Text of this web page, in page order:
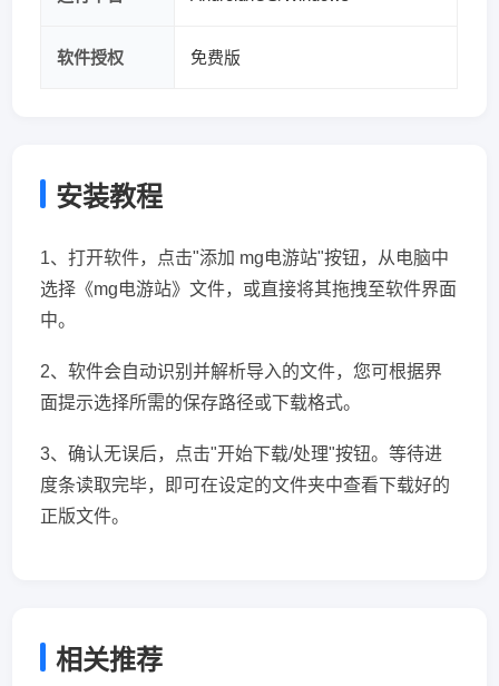
软件授权 免费版
安装教程
1、打开软件，点击"添加 mg电游站"按钮，从电脑中
选择《mg电游站》文件，或直接将其拖拽至软件界面
中。
2、软件会自动识别并解析导入的文件，您可根据界
面提示选择所需的保存路径或下载格式。
3、确认无误后，点击"开始下载/处理"按钮。等待进
度条读取完毕，即可在设定的文件夹中查看下载好的
正版文件。
相关推荐